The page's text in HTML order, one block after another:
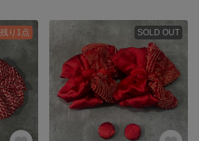
残り1点 SOLD OUT